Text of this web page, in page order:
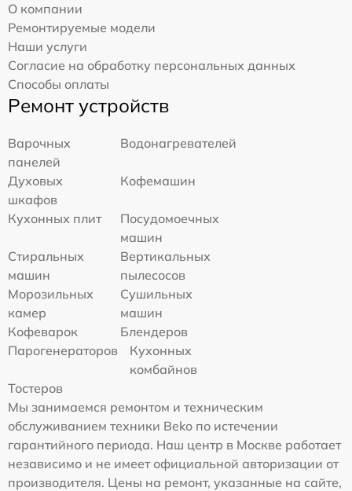
О компании
Ремонтируемые модели
Наши услуги
Согласие на обработку персональных данных
Способы оплаты
Ремонт устройств
Варочных
панелей
Водонагревателей
Духовых
шкафов
Кофемашин
Кухонных плит
Посудомоечных
машин
Стиральных
машин
Вертикальных
пылесосов
Морозильных
камер
Сушильных
машин
Кофеварок
Блендеров
Парогенераторов
Кухонных
комбайнов
Тостеров
Мы занимаемся ремонтом и техническим
обслуживанием техники Beko по истечении
гарантийного периода. Наш центр в Москве работает
независимо и не имеет официальной авторизации от
производителя. Цены на ремонт, указанные на сайте,